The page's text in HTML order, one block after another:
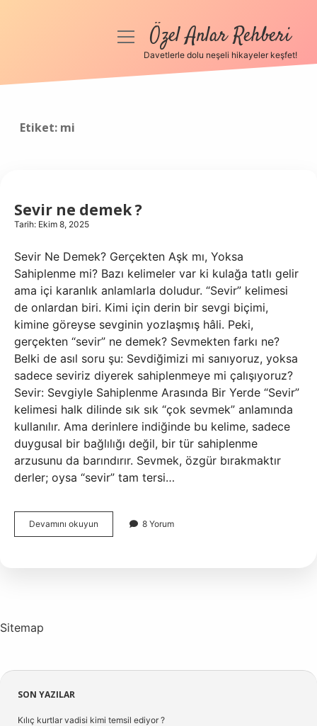
Anasayfa
menüyüÖzel Anlar Rehberi
Davetlerle dolu neşeli hikayeler keşfet!
Etiket: mi
Sevir ne demek ?
Tarih: Ekim 8, 2025
Sevir Ne Demek? Gerçekten Aşk mı, Yoksa
Sahiplenme mi? Bazı kelimeler var ki kulağa tatlı gelir
ama içi karanlık anlamlarla doludur. “Sevir” kelimesi
de onlardan biri. Kimi için derin bir sevgi biçimi,
kimine göreyse sevginin yozlaşmış hâli. Peki,
gerçekten “sevir” ne demek? Sevmekten farkı ne?
Belki de asıl soru şu: Sevdiğimizi mi sanıyoruz, yoksa
sadece seviriz diyerek sahiplenmeye mi çalışıyoruz?
Sevir: Sevgiyle Sahiplenme Arasında Bir Yerde “Sevir”
kelimesi halk dilinde sık sık “çok sevmek” anlamında
kullanılır. Ama derinlere indiğinde bu kelime, sadece
duygusal bir bağlılığı değil, bir tür sahiplenme
arzusunu da barındırır. Sevmek, özgür bırakmaktır
derler; oysa “sevir” tam tersi…
Devamını okuyun
ne
8 Yorum
Sitemap
Sidebar
SON YAZILAR
Kılıç kurtlar vadisi kimi temsil ediyor ?